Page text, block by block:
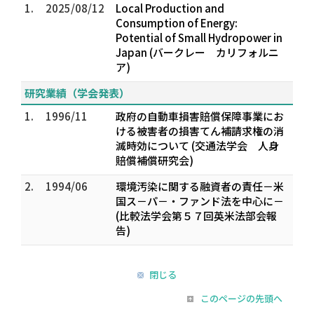
1.
2025/08/12
Local Production and
Consumption of Energy:
Potential of Small Hydropower in
Japan (バークレー カリフォルニ
ア)
研究業績（学会発表）
1.
1996/11
政府の自動車損害賠償保障事業にお
ける被害者の損害てん補請求権の消
滅時効について (交通法学会 人身
賠償補償研究会)
2.
1994/06
環境汚染に関する融資者の責任－米
国ス－パ－・ファンド法を中心に－
(比較法学会第５７回英米法部会報
告)
閉じる
このページの先頭へ